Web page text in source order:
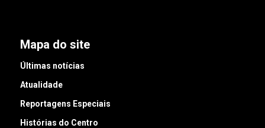
Mapa do site
Últimas notícias
Atualidade
Reportagens Especiais
Histórias do Centro